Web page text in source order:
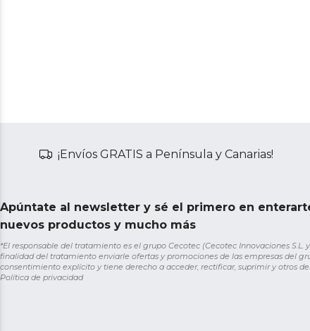
¡Envíos GRATIS a Península y Canarias!
Apúntate al newsletter y sé el primero en
nuevos productos y mucho más
*El responsable del tratamiento es el grupo Cecotec (Cecotec Innovaciones S.L.
finalidad del tratamiento enviarle ofertas y promociones de las empresas del
consentimiento explícito y tiene derecho a acceder, rectificar, suprimir y otros
Política de privacidad